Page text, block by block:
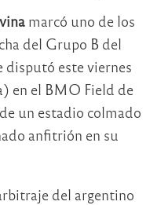
marcó uno de los
del Grupo B del
este viernes
en el BMO Field de
un estadio colmado
anfitrión en su
del argentino